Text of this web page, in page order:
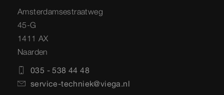
Amsterdamsestraatweg
45-G
1411 AX
Naarden
035 - 538 44 48
service-techniek@viega.nl